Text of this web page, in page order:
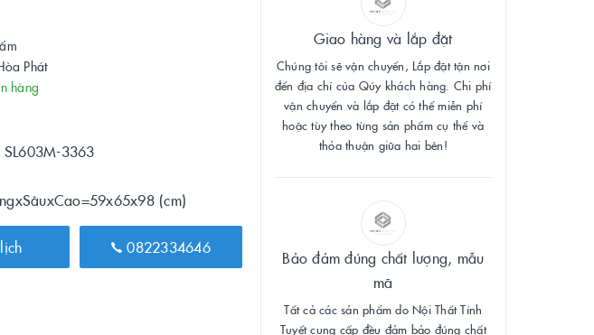
Phát
hàng
SL603M-3363
(cm)
0822334646
Giao hàng và lắp đặt
Chúng tôi sẽ vận chuyển, Lắp đặt tận nơi
đến địa chỉ của Qúy khách hàng. Chi phí
vận chuyển và lắp đặt có thể miễn phí
hoặc tùy theo từng sản phẩm cụ thể và
thỏa thuận giữa hai bên!
Bảo đảm đúng chất lượng, mẫu
mã
Tất cả các sản phẩm do Nội Thất Tính
Tuyết cung cấp đều đảm bảo đúng chất